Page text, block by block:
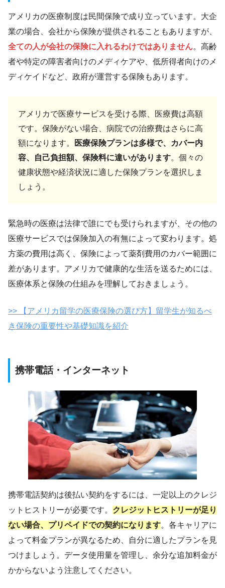
アメリカの医療制度は民間保険で成り立っています。大企
業の場合、会社から保険が提供されることもありますが、
全ての人が会社の保険に入れるわけではありません。高齢
者や特定の障害者向けのメディケアや、低所得者向けのメ
ディケイドなど、政府が運営する保険もあります。
アメリカで医療サービスを受ける際、医療費は高額
です。保険がない場合、病院での治療費はさらに高
額になります。
医療保険プランは多様で、カバー内
容、自己負担額、保険料に違いがあります。個々の
健康状態や経済状況に適した保険プランを選択しま
しょう。
緊急時の医療は法律で誰にでも受けられますが、その他の
医療サービスでは保険加入の有無によって変わります。処
方薬の費用は高く、保険によって薬剤費用のカバー範囲に
差があります。アメリカで健康的な生活を送るためには、
医療体系と保険の仕組みを理解しておきましょう。
>> 【アメリカ留学の医療保険の選び方】留学生が知るべ
き保険の重要性や基礎知識を紹介
携帯電話・インターネット
携帯電話契約は後払い契約をするには、一定以上のクレジ
ットヒストリーが必要です。 クレジットヒストリーが足り
ない場合、プリペイドでの契約になります。各キャリアに
よって料金プランが異なるため、自分に適したプランを見
つけましょう。データ使用量を管理し、余分な追加料金が
かからないよう注意してください。